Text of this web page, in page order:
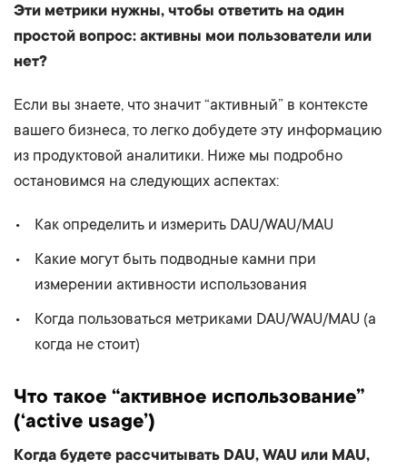
Эти метрики нужны, чтобы ответить на один
простой вопрос: активны мои пользователи или
нет?
Если вы знаете, что значит “активный” в контексте
вашего бизнеса, то легко добудете эту информацию
из продуктовой аналитики. Ниже мы подробно
остановимся на следующих аспектах:
Как определить и измерить DAU/WAU/MAU
Какие могут быть подводные камни при
измерении активности использования
Когда пользоваться метриками DAU/WAU/MAU (а
когда не стоит)
Что такое “активное использование”
(‘active usage’)
Когда будете рассчитывать DAU, WAU или MAU,